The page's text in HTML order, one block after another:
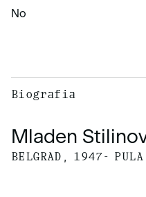
No
Biografia
Mladen
BELGRAD, 1947-